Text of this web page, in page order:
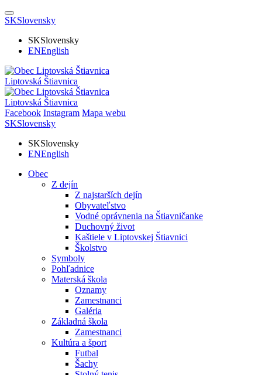
SKSlovensky
SKSlovensky
ENEnglish
Liptovská Štiavnica
Liptovská Štiavnica
Facebook Instagram Mapa webu
SKSlovensky
SKSlovensky
ENEnglish
Obec
Z dejín
Z najstarších dejín
Obyvateľstvo
Vodné oprávnenia na Štiavničanke
Duchovný život
Kaštiele v Liptovskej Štiavnici
Školstvo
Symboly
Pohľadnice
Materská škola
Oznamy
Zamestnanci
Galéria
Základná škola
Zamestnanci
Kultúra a šport
Futbal
Šachy